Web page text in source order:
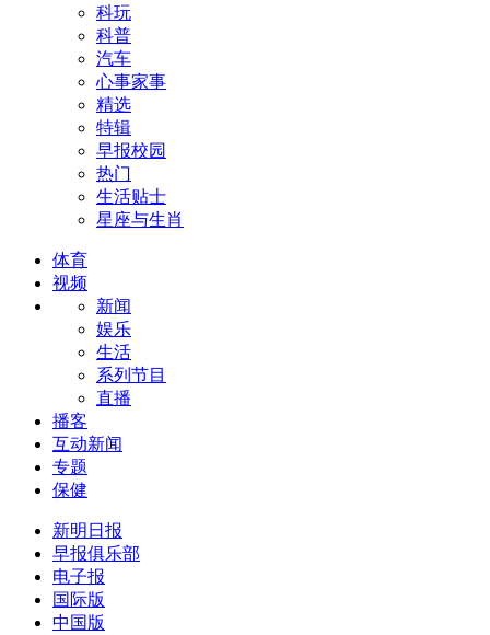
科玩
科普
汽车
心事家事
精选
特辑
早报校园
热门
生活贴士
星座与生肖
体育
视频
新闻
娱乐
生活
系列节目
直播
播客
互动新闻
专题
保健
新明日报
早报俱乐部
电子报
国际版
中国版